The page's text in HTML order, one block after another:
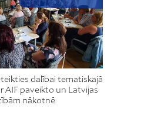
dalībai tematiskajā
AIF paveikto un Latvijas
nākotnē